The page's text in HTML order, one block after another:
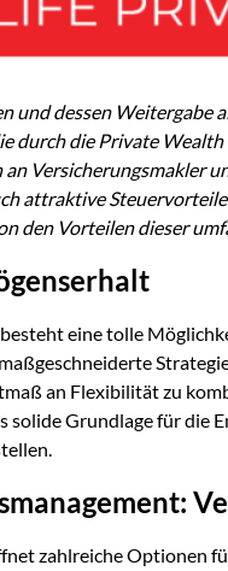
und dessen Weitergabe
ie durch die Private
Versicherungsmakler
attraktive
den Vorteilen dieser
eine tolle
an Flexibilität zu
solide Grundlage für
zahlreiche Optionen